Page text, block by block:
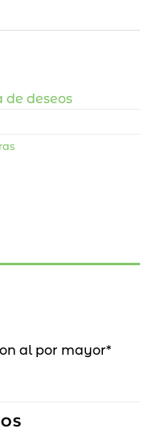
de deseos
al por mayor*